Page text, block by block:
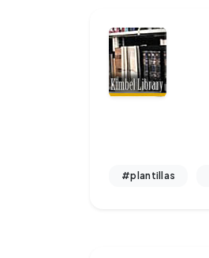
#plantillas